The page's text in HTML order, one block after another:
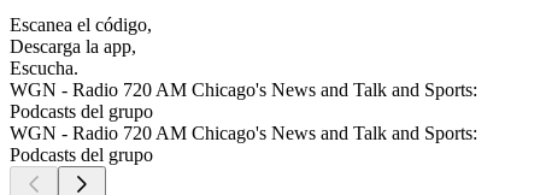
Escanea el código,
Descarga la app,
Escucha.
WGN - Radio 720 AM Chicago's News and Talk and Sports:
Podcasts del grupo
WGN - Radio 720 AM Chicago's News and Talk and Sports:
Podcasts del grupo